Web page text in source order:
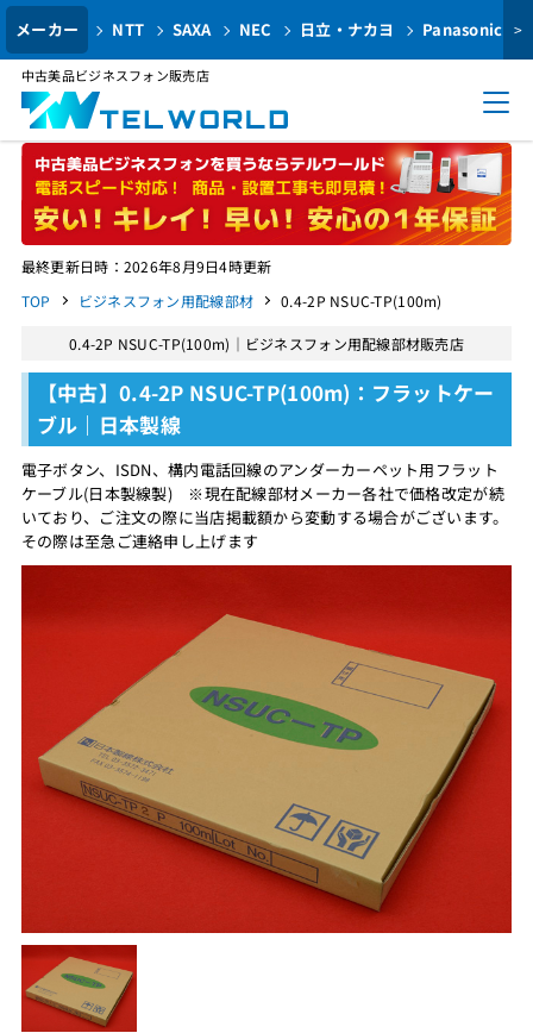
メーカー NTT SAXA NEC 日立・ナカヨ Panasonic >
中古美品ビジネスフォン販売店
最終更新日時：2026年8月9日4時更新
TOP
ビジネスフォン用配線部材 0.4-2P NSUC-TP(100m)
0.4-2P NSUC-TP(100m)｜ビジネスフォン用配線部材販売店
【中古】0.4-2P NSUC-TP(100m)：フラットケー
ブル｜日本製線
電子ボタン、ISDN、構内電話回線のアンダーカーペット用フラット
ケーブル(日本製線製) ※現在配線部材メーカー各社で価格改定が続
いており、ご注文の際に当店掲載額から変動する場合がございます。
その際は至急ご連絡申し上げます